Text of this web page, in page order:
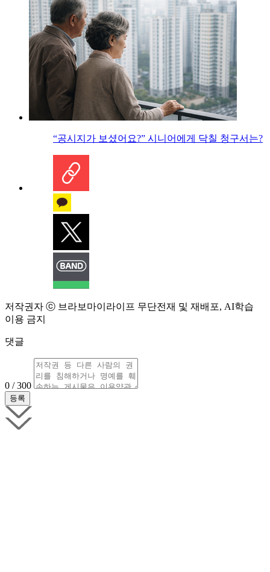
“공시지가 보셨어요?” 시니어에게 닥칠 청구서는?
저작권자 ⓒ 브라보마이라이프 무단전재 및 재배포, AI학습
이용 금지
댓글
0 / 300